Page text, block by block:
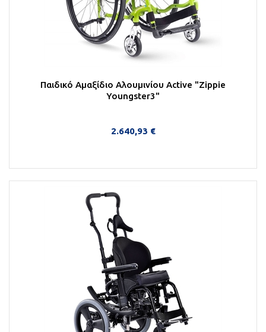
Παιδικό Αμαξίδιο Αλουμινίου Active "Zippie
Youngster3"
2.640,93 €